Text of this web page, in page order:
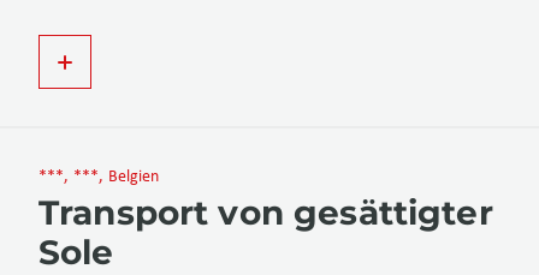
***, ***, Belgien
Transport von gesättigter
Sole